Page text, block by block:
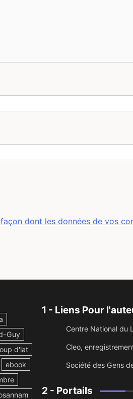
dont les données de vos
Guy
d'lat
ebook
1 - Liens Pour
Centre National du
Cleo,
Société des Gens
2 - Portails